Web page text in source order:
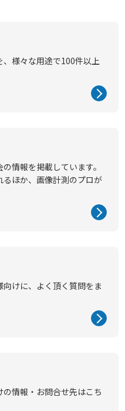
様々な用途で100件以上
情報を掲載しています。
ほか、画像計測のプロが
けに、よく頂く質問をま
情報・お問合せ先はこち